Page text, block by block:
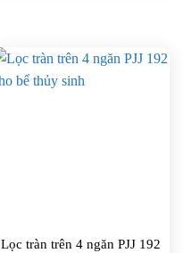
Lọc tràn trên 4 ngăn PJJ 192